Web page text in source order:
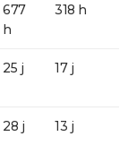
677
h
318 h
25 j 17 j
28 j 13 j